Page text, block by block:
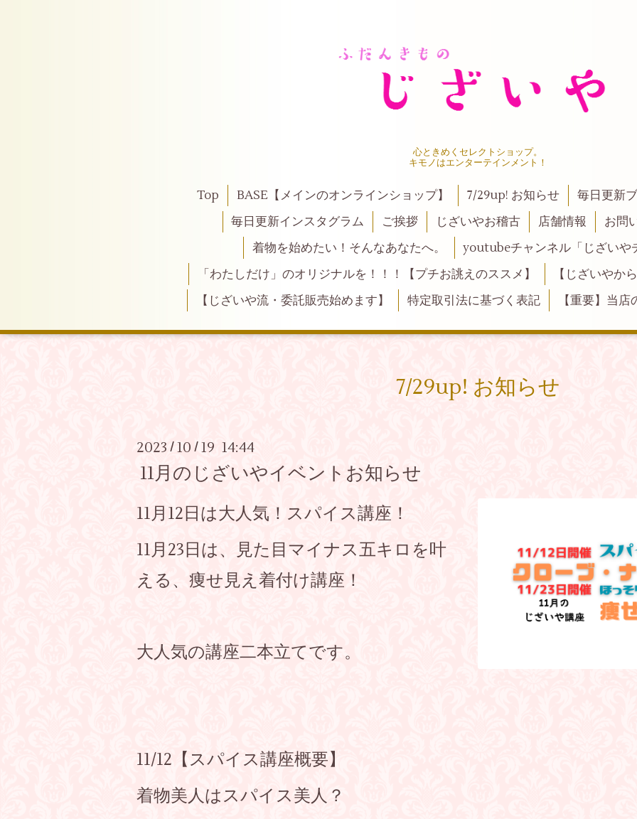
心ときめくセレクトショップ。
キモノはエンターテインメント！
Top BASE【メインのオンラインショップ】 7/29up! お知らせ
毎日更新
毎日更新インスタグラム
ご挨拶 じざいやお稽古 店舗情報
お問
着物を始めたい！そんなあなたへ。
youtubeチャンネル「じざいや
「わたしだけ」のオリジナルを！！！【プチお誂えのススメ】
【じざいやか
【じざいや流・委託販売始めます】
特定取引法に基づく表記 【重要】当
7/29up! お知らせ
2023 / 10 / 19 14:44
11月のじざいやイベントお知らせ
11月12日は大人気！スパイス講座！
11月23日は、見た目マイナス五キロを叶
える、痩せ見え着付け講座！
大人気の講座二本立てです。
11/12【スパイス講座概要】
着物美人はスパイス美人？